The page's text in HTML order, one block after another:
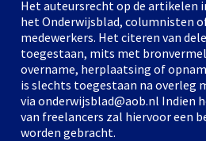
Het auteursrecht op de artikelen
het Onderwijsblad, columnisten
medewerkers. Het citeren van
toegestaan, mits met
overname, herplaatsing of
is slechts toegestaan na overleg
via onderwijsblad@aob.nl Indien
van freelancers zal hiervoor een
worden gebracht.